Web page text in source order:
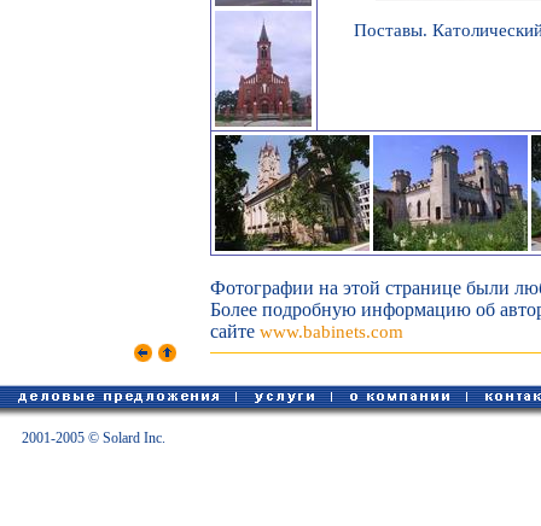
Поставы.
Фотографии на этой странице были
Более подробную информацию об
сайте www.babinets.com
2001-2005 © Solard Inc.